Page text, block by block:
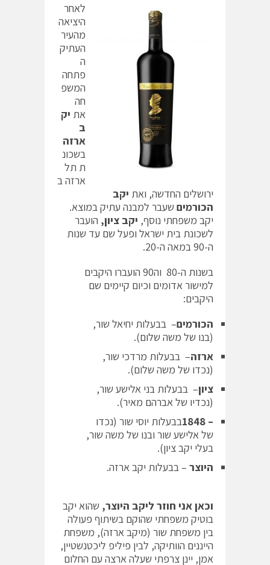
לאחר
היציאה
מהעיר
העתיק
ה
פתחה
המשפ
חה
את יק
ב
ארזה
בשכונ
ת תל
ארזה ב
ירושלים החדשה, ואת יקב
הכורמים שעבר למבנה עתיק במוצא.
יקב משפחתי נוסף, יקב ציון, הועבר
לשכונת בית ישראל ופעל שם עד שנות
ה-90 במאה ה-20.
בשנות ה-80 וה90 הועברו היקבים
למישור אדומים וכיום קיימים שם
היקבים:
הכורמים– בבעלות יחיאל שור,
(בנו של משה שלום).
ארזה– בבעלות מרדכי שור,
(נכדו של משה שלום).
ציון– בבעלות בני אלישע שור,
(נכדיו של אברהם מאיר).
– 1848
בבעלות יוסי שור (נכדו
של אלישע שור ובנו של משה שור,
בעלי יקב ציון).
היוצר – בבעלות יקב ארזה.
וכאן אני חוזר ליקב היוצר, שהוא יקב
בוטיק משפחתי שהוקם בשיתוף פעולה
בין משפחת שור (מיקב ארזה), משפחת
הייננים הוותיקה, לבין פיליפ ליכטנשטיין,
אמן, יינן צרפתי שעלה ארצה עם החלום